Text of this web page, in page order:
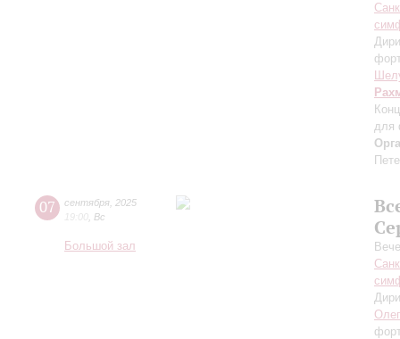
для
07 сентября 2025
19:00 Вс
Большой зал